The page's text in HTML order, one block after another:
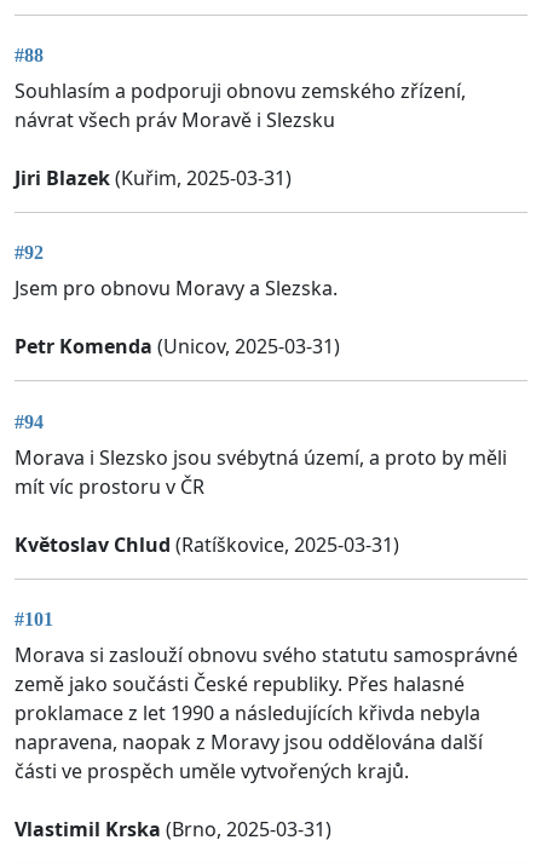
#88
Souhlasím a podporuji obnovu zemského zřízení,
návrat všech práv Moravě i Slezsku
Jiri Blazek(Kuřim, 2025-03-31)
#92
Jsem pro obnovu Moravy a Slezska.
Petr Komenda (Unicov, 2025-03-31)
#94
Morava i Slezsko jsou svébytná území, a proto by měli
mít víc prostoru v ČR
Květoslav Chlud (Ratíškovice, 2025-03-31)
#101
Morava si zaslouží obnovu svého statutu samosprávné
země jako součásti České republiky. Přes halasné
proklamace z let 1990 a následujících křivda nebyla
napravena, naopak z Moravy jsou oddělována další
části ve prospěch uměle vytvořených krajů.
Vlastimil Krska (Brno, 2025-03-31)